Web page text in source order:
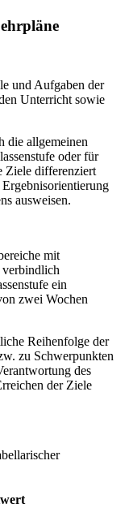
und Aufgaben der
Unterricht sowie
die allgemeinen
oder für
Ziele differenziert
ausweisen.
mit
ein
zwei Wochen
Reihenfolge der
zu Schwerpunkten
des
der Ziele